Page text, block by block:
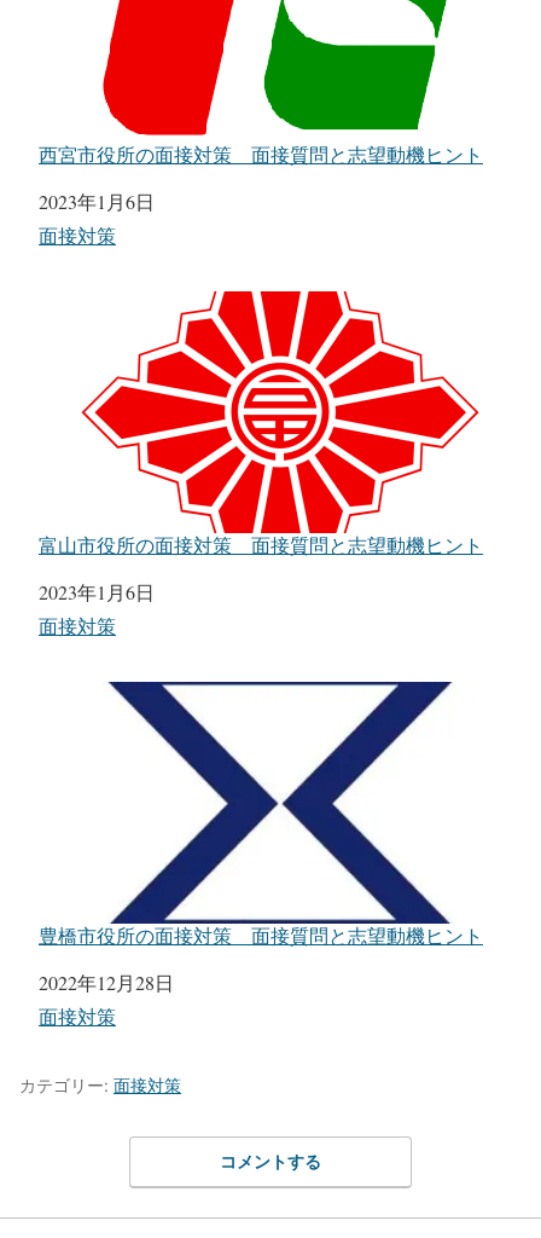
西宮市役所の面接対策 面接質問と志望動機ヒント
日付
2023年1月6日
関連理由
面接対策
富山市役所の面接対策 面接質問と志望動機ヒント
日付
2023年1月6日
関連理由
面接対策
豊橋市役所の面接対策 面接質問と志望動機ヒント
日付
2022年12月28日
関連理由
面接対策
カテゴリー: 面接対策
コメントする